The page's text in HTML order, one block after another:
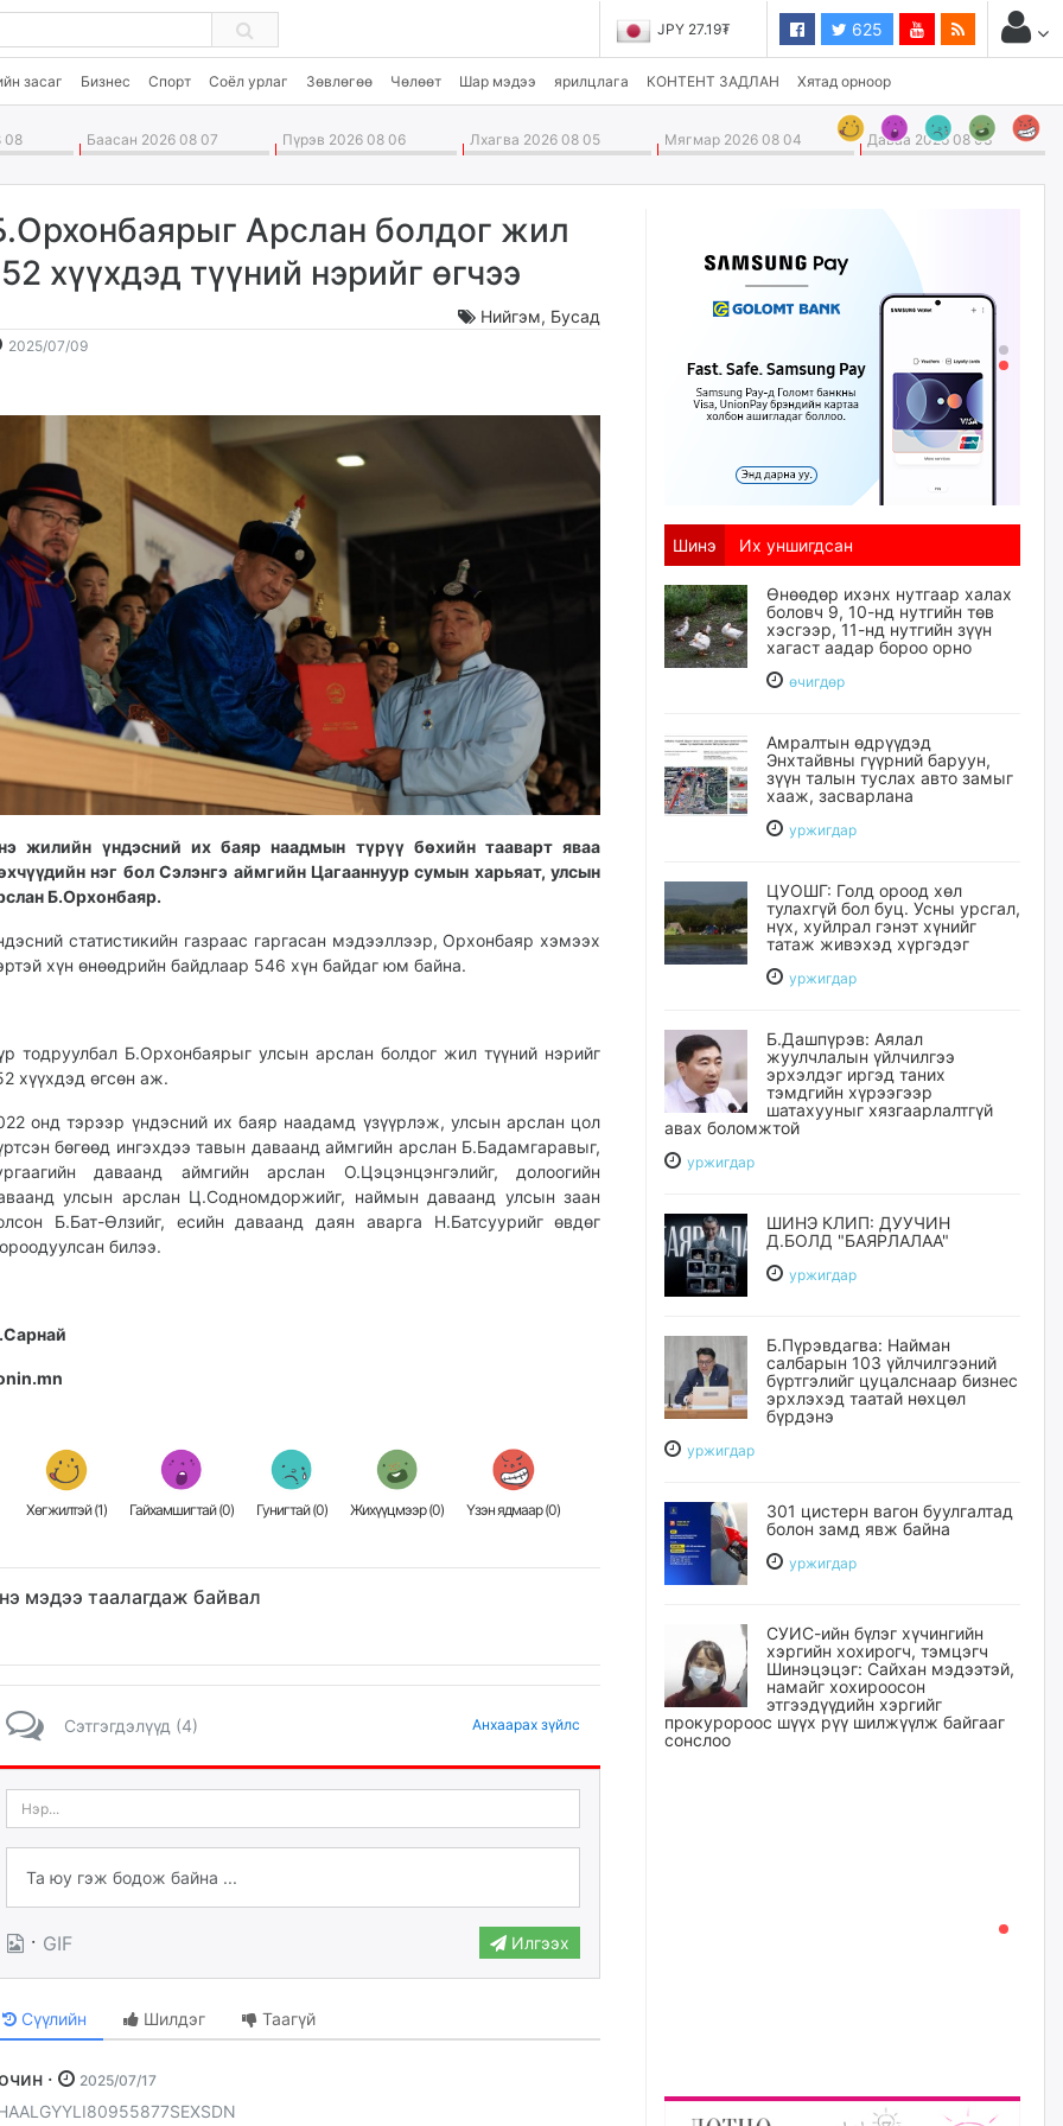
JPY 27.19₮ 625
засаг Бизнес Спорт Соёл урлаг Зөвлөгөө Чөлөөт Шар мэдээ ярилцлага КОНТЕНТ ЗАДЛАН Хятад орноор
08 Баасан 2026 08 07 Пүрэв 2026 08 06 Лхагва 2026 08 05 Мягмар 2026 08 04 Даваа 2026 08 03
Арслан болдог жил
хүүхдэд түүний нэрийг өгчээ
Нийгэм, Бусад
2025/07/092025-
09:12:09
2026-
19:15:44
жилийн үндэсний их баяр наадмын түрүү бөхийн тааварт яваа
нэг бол Сэлэнгэ аймгийн Цагааннуур сумын харьяат, улсын
Б.Орхонбаяр.
статистикийн газраас гаргасан мэдээллээр, Орхонбаяр хэмээх
хүн өнөөдрийн байдлаар 546 хүн байдаг юм байна.
тодруулбал Б.Орхонбаярыг улсын арслан болдог жил түүний нэрийг
хүүхдэд өгсөн аж.
онд тэрээр үндэсний их баяр наадамд үзүүрлэж, улсын арслан цол
бөгөөд ингэхдээ тавын даваанд аймгийн арслан Б.Бадамгаравыг,
даваанд аймгийн арслан О.Цэцэнцэнгэлийг, долоогийн
улсын арслан Ц.Содномдоржийг, наймын даваанд улсын заан
Б.Бат-Өлзийг, есийн даваанд даян аварга Н.Батсуурийг өвдөг
билээ.
Хөгжилтэй (1) Гайхамшигтай (0) Гунигтай (0) Жихүүцмээр (0) Үзэн ядмаар (0)
мэдээ таалагдаж байвал
Сэтгэгдэлүүд (4) Анхаарах зүйлс
· GIF Илгээх
Сүүлийн Шилдэг Таагүй
Зочин · 2025/07/17
Шинэ Их уншигдсан
Өнөөдөр ихэнх нутгаар халах
боловч 9, 10-нд нутгийн төв
хэсгээр, 11-нд нутгийн зүүн
хагаст аадар бороо орно
өчигдѳр
Амралтын өдрүүдэд
Энхтайвны гүүрний баруун,
зүүн талын туслах авто замыг
хааж, засварлана
уржигдар
ЦУОШГ: Голд ороод хөл
тулахгүй бол буц. Усны урсгал,
нүх, хуйлрал гэнэт хүнийг
татаж живэхэд хүргэдэг
уржигдар
Б.Дашпүрэв: Аялал
жуулчлалын үйлчилгээ
эрхэлдэг иргэд таних
тэмдгийн хүрээгээр
шатахууныг хязгаарлалтгүй
авах боломжтой
уржигдар
ШИНЭ КЛИП: ДУУЧИН
Д.БОЛД "БАЯРЛАЛАА"
уржигдар
Б.Пүрэвдагва: Найман
салбарын 103 үйлчилгээний
бүртгэлийг цуцалснаар бизнес
эрхлэхэд таатай нөхцөл
бүрдэнэ
уржигдар
301 цистерн вагон буулгалтад
болон замд явж байна
уржигдар
СУИС-ийн бүлэг хүчингийн
хэргийн хохирогч, тэмцэгч
Шинэцэцэг: Сайхан мэдээтэй,
намайг хохироосон
этгээдүүдийн хэргийг
прокуророос шүүх рүү шилжүүлж байгааг
сонслоо